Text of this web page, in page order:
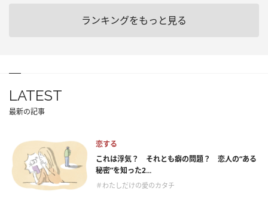
ランキングをもっと見る
LATEST
最新の記事
恋する
これは浮気？ それとも癖の問題？ 恋人の“ある
秘密”を知った2...
＃わたしだけの愛のカタチ